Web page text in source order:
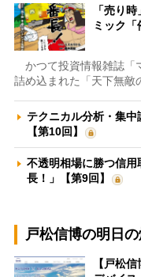
「売り
ミック「
かつて投資情報雑誌「
詰め込まれた「天下無
テクニカル分析・集
【第10回】
不透明相場に勝つ信
長！」【第9回】
戸松信博の明日
【戸松